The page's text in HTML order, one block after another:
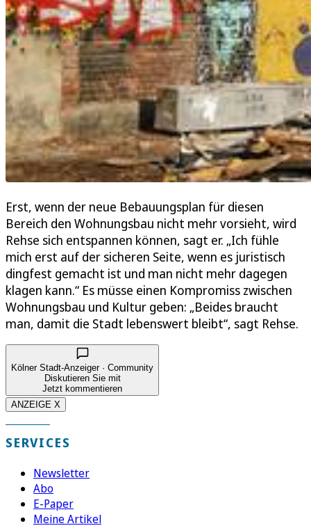
Erst, wenn der neue Bebauungsplan für diesen
Bereich den Wohnungsbau nicht mehr vorsieht, wird
Rehse sich entspannen können, sagt er. „Ich fühle
mich erst auf der sicheren Seite, wenn es juristisch
dingfest gemacht ist und man nicht mehr dagegen
klagen kann.“ Es müsse einen Kompromiss zwischen
Wohnungsbau und Kultur geben: „Beides braucht
man, damit die Stadt lebenswert bleibt“, sagt Rehse.
Kölner Stadt-Anzeiger · Community
Diskutieren Sie mit
Jetzt kommentieren
ANZEIGE X
SERVICES
Newsletter
Abo
E-Paper
Meine Artikel